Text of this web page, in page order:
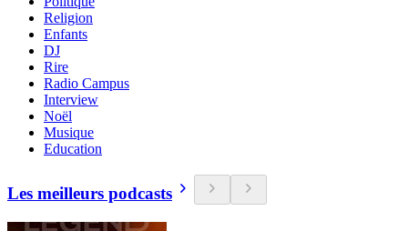
Religion
Enfants
DJ
Rire
Radio Campus
Interview
Noël
Musique
Education
Les meilleurs podcasts